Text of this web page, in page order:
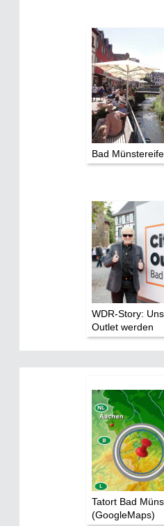
Bad
WDR-Story:
Outlet werden
Tatort Bad
(GoogleMaps)